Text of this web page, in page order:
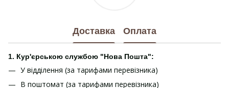
Доставка Оплата
1. Кур'єрською службою "Нова Пошта":
У відділення (за тарифами перевізника)
В поштомат (за тарифами перевізника)